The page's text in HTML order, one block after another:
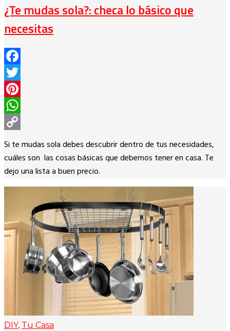
¿Te mudas sola?: checa lo básico que
necesitas
Facebook
Twitter
Pinterest
WhatsApp
Copy
Link
Si te mudas sola debes descubrir dentro de tus necesidades,
cuáles son las cosas básicas que debemos tener en casa. Te
dejo una lista a buen precio.
DIY, Tu Casa